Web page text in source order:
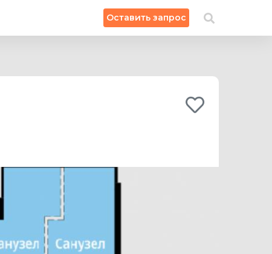
Оставить запрос
× Искать на карте